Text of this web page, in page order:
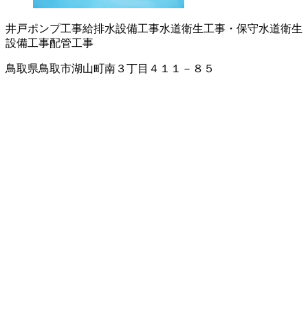
井戸ポンプ工事給排水設備工事水道衛生工事・保守水道衛生
設備工事配管工事
鳥取県鳥取市湖山町南３丁目４１１－８５